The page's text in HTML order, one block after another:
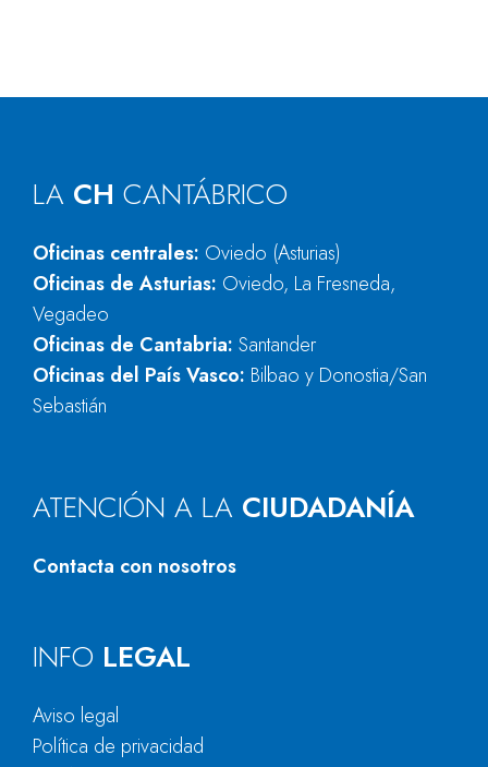
LA CH CANTÁBRICO
Oficinas centrales: Oviedo (Asturias)
Oficinas de Asturias: Oviedo, La Fresneda,
Vegadeo
Oficinas de Cantabria: Santander
Oficinas del País Vasco: Bilbao y Donostia/San
Sebastián
ATENCIÓN A LA CIUDADANÍA
Contacta con nosotros
INFO LEGAL
Aviso legal
Política de privacidad